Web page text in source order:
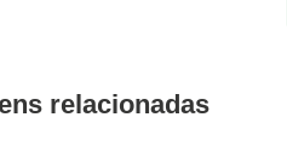
relacionadas